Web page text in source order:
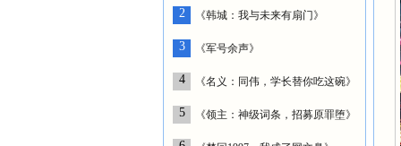
2 《韩城：我与未来有扇门》
3 《军号余声》
4 《名义：同伟，学长替你吃这碗》
5 《领主：神级词条，招募原罪堕》